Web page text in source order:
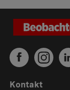
Kontakt